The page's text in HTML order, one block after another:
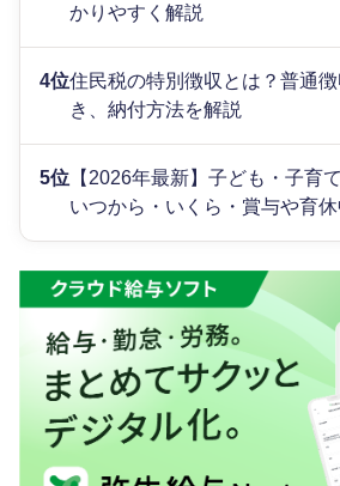
かりやすく解説
4位住民税の特別徴収とは？普通
き、納付方法を解説
5位 【2026年最新】子ども・子育
いつから・いくら・賞与や育